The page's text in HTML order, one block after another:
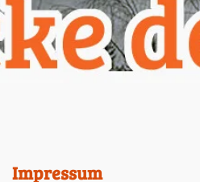
Impressum